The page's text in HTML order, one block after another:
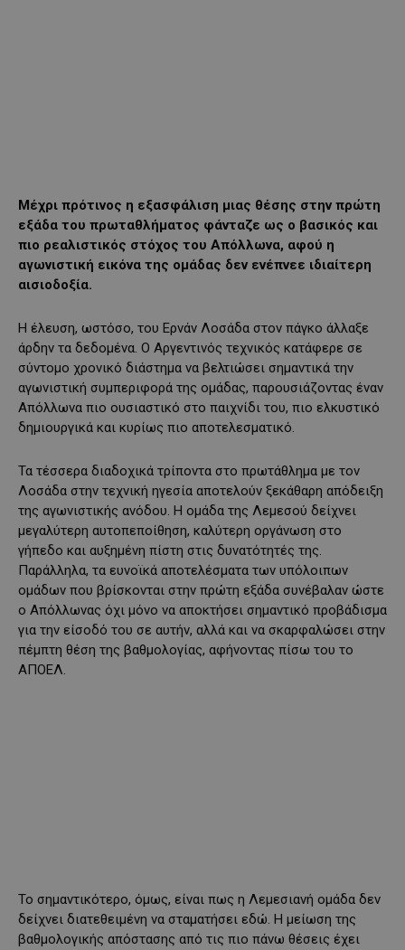
Μέχρι πρότινος η εξασφάλιση μιας θέσης στην πρώτη
εξάδα του πρωταθλήματος φάνταζε ως ο βασικός και
πιο ρεαλιστικός στόχος του Απόλλωνα, αφού η
αγωνιστική εικόνα της ομάδας δεν ενέπνεε ιδιαίτερη
αισιοδοξία.
Η έλευση, ωστόσο, του Ερνάν Λοσάδα στον πάγκο άλλαξε
άρδην τα δεδομένα. Ο Αργεντινός τεχνικός κατάφερε σε
σύντομο χρονικό διάστημα να βελτιώσει σημαντικά την
αγωνιστική συμπεριφορά της ομάδας, παρουσιάζοντας έναν
Απόλλωνα πιο ουσιαστικό στο παιχνίδι του, πιο ελκυστικό
δημιουργικά και κυρίως πιο αποτελεσματικό.
Τα τέσσερα διαδοχικά τρίποντα στο πρωτάθλημα με τον
Λοσάδα στην τεχνική ηγεσία αποτελούν ξεκάθαρη απόδειξη
της αγωνιστικής ανόδου. Η ομάδα της Λεμεσού δείχνει
μεγαλύτερη αυτοπεποίθηση, καλύτερη οργάνωση στο
γήπεδο και αυξημένη πίστη στις δυνατότητές της.
Παράλληλα, τα ευνοϊκά αποτελέσματα των υπόλοιπων
ομάδων που βρίσκονται στην πρώτη εξάδα συνέβαλαν ώστε
ο Απόλλωνας όχι μόνο να αποκτήσει σημαντικό προβάδισμα
για την είσοδό του σε αυτήν, αλλά και να σκαρφαλώσει στην
πέμπτη θέση της βαθμολογίας, αφήνοντας πίσω του το
ΑΠΟΕΛ.
Το σημαντικότερο, όμως, είναι πως η Λεμεσιανή ομάδα δεν
δείχνει διατεθειμένη να σταματήσει εδώ. Η μείωση της
βαθμολογικής απόστασης από τις πιο πάνω θέσεις έχει